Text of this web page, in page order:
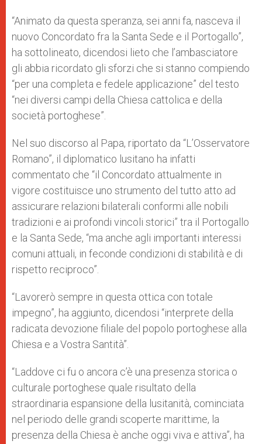
“Animato da questa speranza, sei anni fa, nasceva il
nuovo Concordato fra la Santa Sede e il Portogallo”,
ha sottolineato, dicendosi lieto che l’ambasciatore
gli abbia ricordato gli sforzi che si stanno compiendo
“per una completa e fedele applicazione” del testo
“nei diversi campi della Chiesa cattolica e della
società portoghese”.
Nel suo discorso al Papa, riportato da “L’Osservatore
Romano”, il diplomatico lusitano ha infatti
commentato che “il Concordato attualmente in
vigore costituisce uno strumento del tutto atto ad
assicurare relazioni bilaterali conformi alle nobili
tradizioni e ai profondi vincoli storici” tra il Portogallo
e la Santa Sede, “ma anche agli importanti interessi
comuni attuali, in feconde condizioni di stabilità e di
rispetto reciproco”.
“Lavorerò sempre in questa ottica con totale
impegno”, ha aggiunto, dicendosi “interprete della
radicata devozione filiale del popolo portoghese alla
Chiesa e a Vostra Santità”.
“Laddove ci fu o ancora c’è una presenza storica o
culturale portoghese quale risultato della
straordinaria espansione della lusitanità, cominciata
nel periodo delle grandi scoperte marittime, la
presenza della Chiesa è anche oggi viva e attiva”, ha